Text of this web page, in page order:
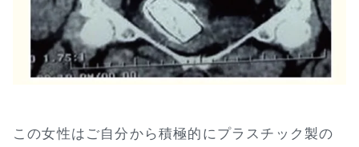
この女性はご自分から積極的にプラスチック製の